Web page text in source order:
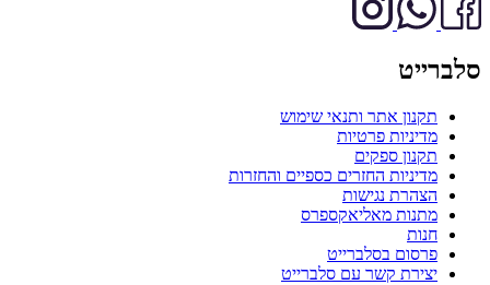
סלברייט
תקנון אתר ותנאי שימוש
מדיניות פרטיות
תקנון ספקים
מדיניות החזרים כספיים והחזרות
הצהרת נגישות
מתנות מאליאקספרס
חנות
פרסום בסלברייט
יצירת קשר עם סלברייט